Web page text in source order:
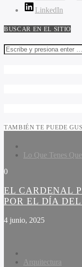
LinkedIn
BUSCAR EN EL SITIO
TAMBIÉN TE PUEDE
Lo Que Tenes
0
EL CARDENAL
POR EL DÍA
4 junio, 2025
Arquitectura